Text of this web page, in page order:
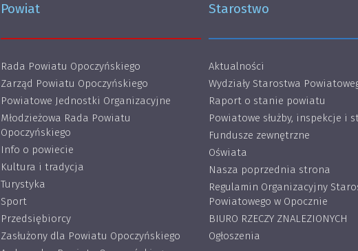
Powiat
Rada Powiatu Opoczyńskiego
Zarząd Powiatu Opoczyńskiego
Powiatowe Jednostki Organizacyjne
Młodzieżowa Rada Powiatu
Opoczyńskiego
Info o powiecie
Kultura i tradycja
Turystyka
Sport
Przedsiębiorcy
Zasłużony dla Powiatu Opoczyńskiego
Starostwo
Aktualności
Wydziały Starostwa
Raport o stanie powiatu
Powiatowe służby, inspekcje i
Fundusze zewnętrzne
Oświata
Nasza poprzednia strona
Regulamin Organizacyjny
Powiatowego w Opocznie
BIURO RZECZY ZNALEZIONYCH
Ogłoszenia